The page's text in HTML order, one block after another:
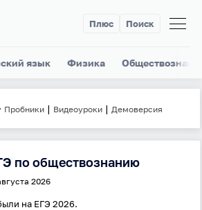
Плюс Поиск
язык Физика
Пробники | Видеоуроки | Демоверсия
по обществознанию
2026
на ЕГЭ 2026.